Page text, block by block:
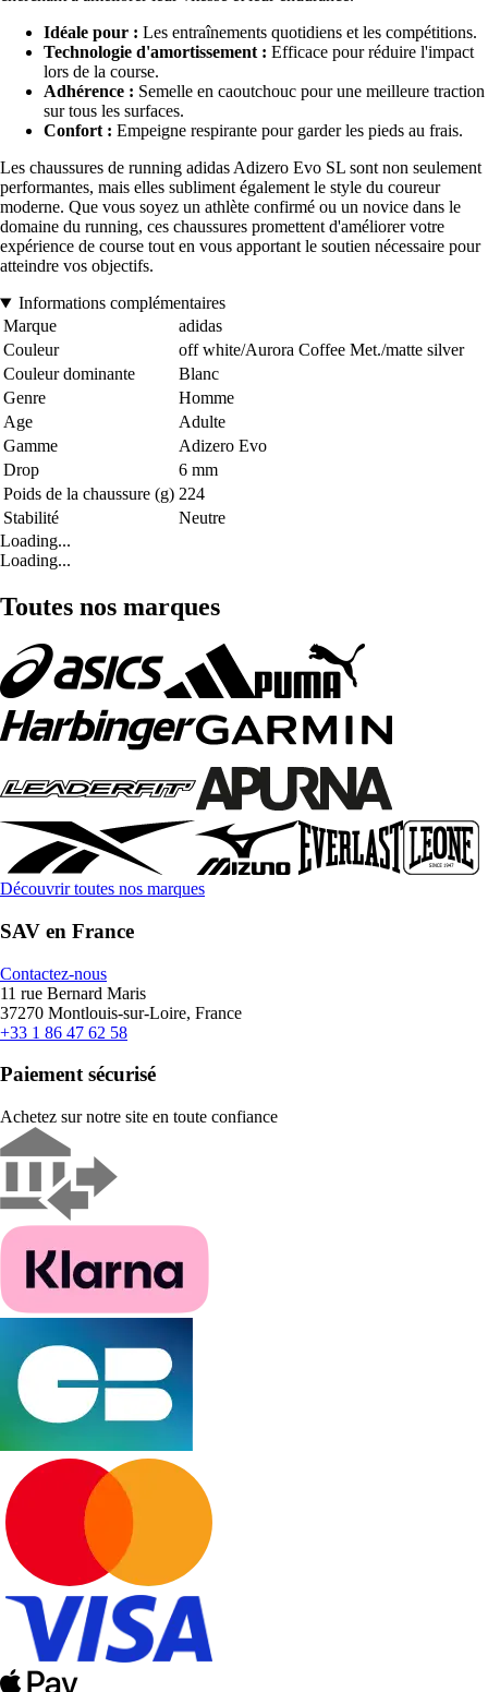
Idéale pour : Les entraînements quotidiens et les compétitions.
Technologie d'amortissement : Efficace pour réduire l'impact
lors de la course.
Adhérence : Semelle en caoutchouc pour une meilleure traction
sur tous les surfaces.
Confort : Empeigne respirante pour garder les pieds au frais.
Les chaussures de running adidas Adizero Evo SL sont non seulement
performantes, mais elles subliment également le style du coureur
moderne. Que vous soyez un athlète confirmé ou un novice dans le
domaine du running, ces chaussures promettent d'améliorer votre
expérience de course tout en vous apportant le soutien nécessaire pour
atteindre vos objectifs.
Informations complémentaires
Marque
adidas
Couleur
off white/Aurora Coffee Met./matte silver
Couleur dominante
Blanc
Genre
Homme
Age
Adulte
Gamme
Adizero Evo
Drop
6 mm
Poids de la chaussure (g) 224
Stabilité
Neutre
Loading...
Loading...
Toutes nos marques
Découvrir toutes nos marques
SAV en France
Contactez-nous
11 rue Bernard Maris
37270 Montlouis-sur-Loire, France
+33 1 86 47 62 58
Paiement sécurisé
Achetez sur notre site en toute confiance